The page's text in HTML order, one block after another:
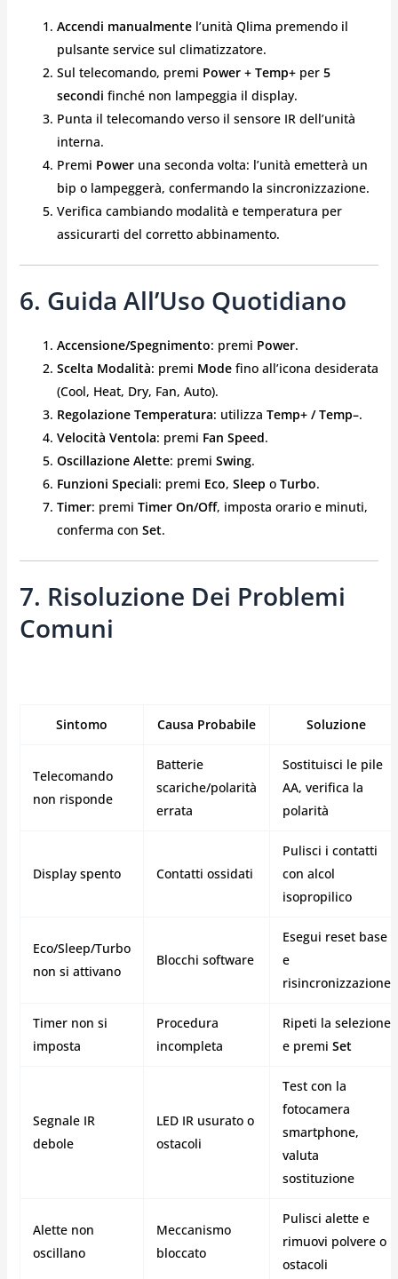
Accendi manualmentel’unità Qlima premendo il
pulsante service sul climatizzatore.
Sul telecomando, premi Power + Temp+per 5
secondi finché non lampeggia il display.
Punta il telecomando verso il sensore IR dell’unità
interna.
Premi Poweruna seconda volta: l’unità emetterà un
bip o lampeggerà, confermando la sincronizzazione.
Verifica cambiando modalità e temperatura per
assicurarti del corretto abbinamento.
6. Guida All’Uso Quotidiano
Accensione/Spegnimento: premi Power.
Scelta Modalità: premi Modefino all’icona desiderata
(Cool, Heat, Dry, Fan, Auto).
Regolazione Temperatura: utilizza Temp+ / Temp–.
Velocità Ventola: premi Fan Speed.
Oscillazione Alette: premi Swing.
Funzioni Speciali: premi Eco, Sleep o Turbo.
Timer: premi Timer On/Off, imposta orario e minuti,
conferma con Set.
7. Risoluzione Dei Problemi
Comuni
Sintomo Causa Probabile Soluzione
Telecomando
non risponde
Batterie
scariche/polarità
errata
Sostituisci le pile
AA, verifica la
polarità
Display spento Contatti ossidati
Pulisci i contatti
con alcol
isopropilico
Eco/Sleep/Turbo
non si attivano
Blocchi software
Esegui reset base
e
risincronizzazione
Timer non si
imposta
Procedura
incompleta
Ripeti la selezione
e premi Set
Segnale IR
debole
LED IR usurato o
ostacoli
Test con la
fotocamera
smartphone,
valuta
sostituzione
Alette non
oscillano
Meccanismo
bloccato
Pulisci alette e
rimuovi polvere o
ostacoli